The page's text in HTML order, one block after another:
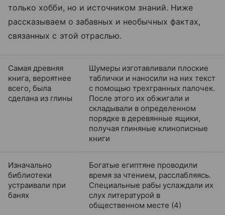
только хобби, но и источником знаний. Ниже
рассказываем о забавных и необычных фактах,
связанных с этой отраслью.
Самая древняя
книга, вероятнее
всего, была
сделана из глины
Шумеры изготавливали плоские
таблички и наносили на них текст
с помощью трехгранных палочек.
После этого их обжигали и
складывали в определенном
порядке в деревянные ящики,
получая глиняные клинописные
книги
Изначально
библиотеки
устраивали при
банях
Богатые египтяне проводили
время за чтением, расслабляясь.
Специальные рабы услаждали их
слух литературой в
общественном месте (4)